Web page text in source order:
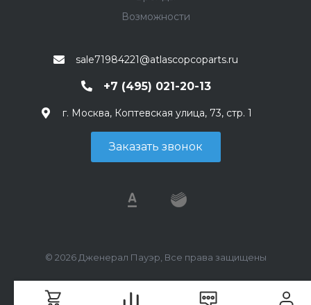
Возможности
sale71984221@atlascopcoparts.ru
+7 (495) 021-20-13
г. Москва, Коптевская улица, 73, стр. 1
Заказать звонок
© 2026 Дженерал Пауэр, Все права защищены